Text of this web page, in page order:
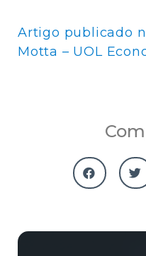
Artigo publicado
Motta – UOL